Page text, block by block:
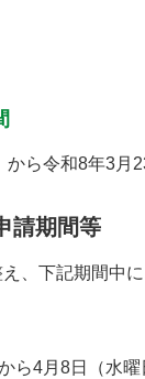
ら令和8年3月
請期間等
、下記期間中に
ら4月8日（水曜